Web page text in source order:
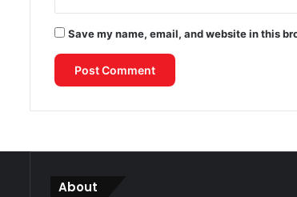
Save my name, email, and website in this
About